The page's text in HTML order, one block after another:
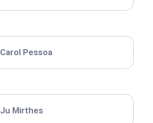
Carol Pessoa
Ju Mirthes